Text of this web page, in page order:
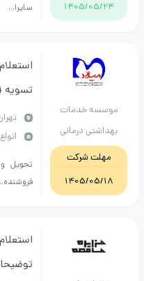
سایرا...
خدمات
درمانی
تهران
تسویه 4
نقد ابطال میگردد.
تهران / تهران
انواع مصالح
تحویل و تخلیه در
فروشنده...
توضیحات و